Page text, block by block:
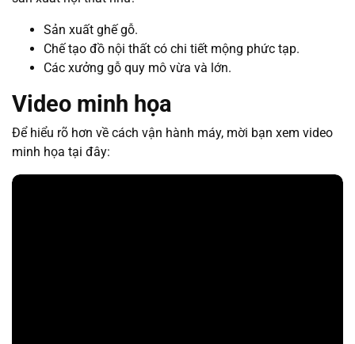
Sản xuất ghế gỗ.
Chế tạo đồ nội thất có chi tiết mộng phức tạp.
Các xưởng gỗ quy mô vừa và lớn.
Video minh họa
Để hiểu rõ hơn về cách vận hành máy, mời bạn xem video
minh họa tại đây: